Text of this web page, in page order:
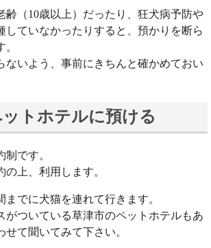
齢（10歳以上）だったり、狂犬病予防や
していなかったりすると、預かりを断ら
ないよう、事前にきちんと確かめておい
トホテルに預ける
です。
上、利用します。
でに犬猫を連れて行きます。
がついている草津市のペットホテルもあ
せて聞いてみて下さい。